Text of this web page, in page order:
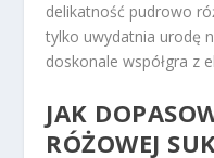
delikatność pudrowo
tylko uwydatnia urodę
doskonale współgra z
JAK
RÓŻOWEJ